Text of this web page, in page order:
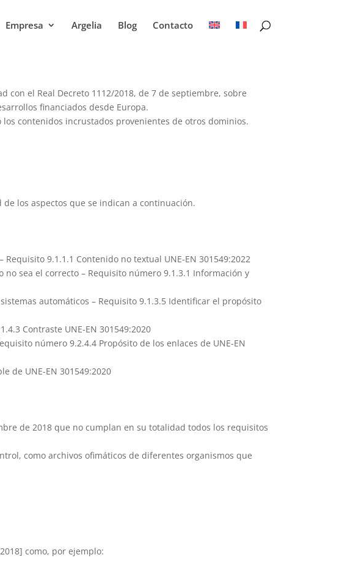
Empresa Argelia Blog Contacto
con el Real Decreto 1112/2018, de 7 de septiembre, sobre
financiados desde Europa.
los contenidos incrustados provenientes de otros dominios.
los aspectos que se indican a continuación.
9.1.1.1 Contenido no textual UNE-EN 301549:2022
sea el correcto – Requisito número 9.1.3.1 Información y
automáticos – Requisito 9.1.3.5 Identificar el propósito
Contraste UNE-EN 301549:2020
número 9.2.4.4 Propósito de los enlaces de UNE-EN
de UNE-EN 301549:2020
de 2018 que no cumplan en su totalidad todos los requisitos
como archivos ofimáticos de diferentes organismos que
como, por ejemplo: